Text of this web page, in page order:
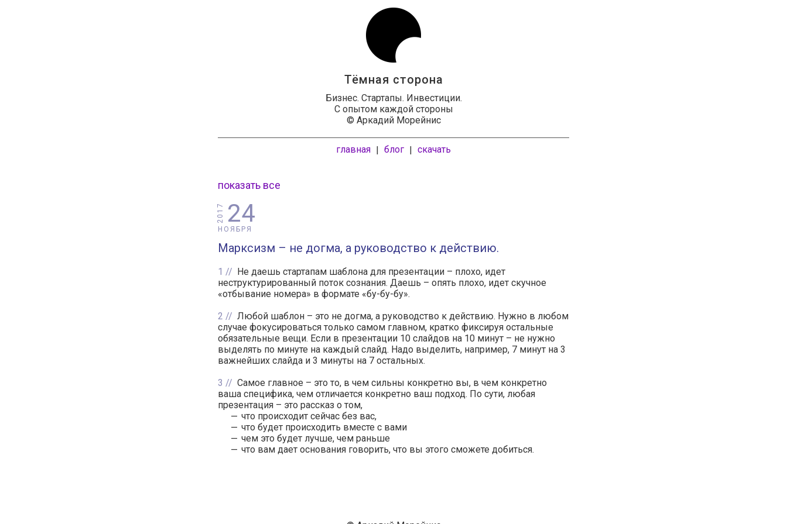
Тёмная сторона
Бизнес. Стартапы. Инвестиции.
С опытом каждой стороны
© Аркадий Морейнис
главная | блог | скачать
показать все
24
НОЯБРЯ
2017
Марксизм – не догма, а руководство к действию.
1
Не даешь стартапам шаблона для презентации – плохо, идет
неструктурированный поток сознания. Даешь – опять плохо, идет скучное
«отбывание номера» в формате «бу-бу-бу».
2
Любой шаблон – это не догма, а руководство к действию. Нужно в любом
случае фокусироваться только самом главном, кратко фиксируя остальные
обязательные вещи. Если в презентации 10 слайдов на 10 минут – не нужно
выделять по минуте на каждый слайд. Надо выделить, например, 7 минут на 3
важнейших слайда и 3 минуты на 7 остальных.
3
Самое главное – это то, в чем сильны конкретно вы, в чем конкретно
ваша специфика, чем отличается конкретно ваш подход. По сути, любая
презентация – это рассказ о том,
что происходит сейчас без вас,
что будет происходить вместе с вами
чем это будет лучше, чем раньше
что вам дает основания говорить, что вы этого сможете добиться.